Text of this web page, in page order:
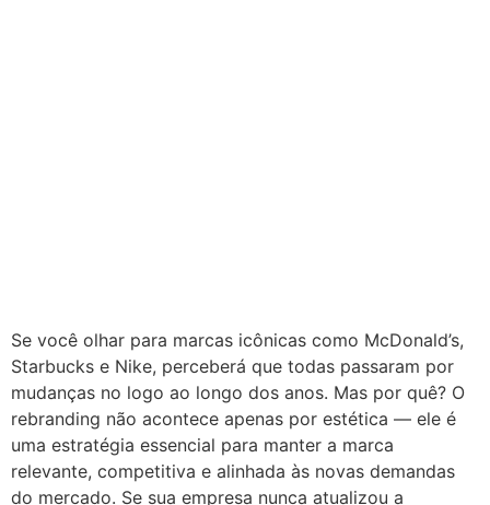
Se você olhar para marcas icônicas como McDonald’s,
Starbucks e Nike, perceberá que todas passaram por
mudanças no logo ao longo dos anos. Mas por quê? O
rebranding não acontece apenas por estética — ele é
uma estratégia essencial para manter a marca
relevante, competitiva e alinhada às novas demandas
do mercado. Se sua empresa nunca atualizou a